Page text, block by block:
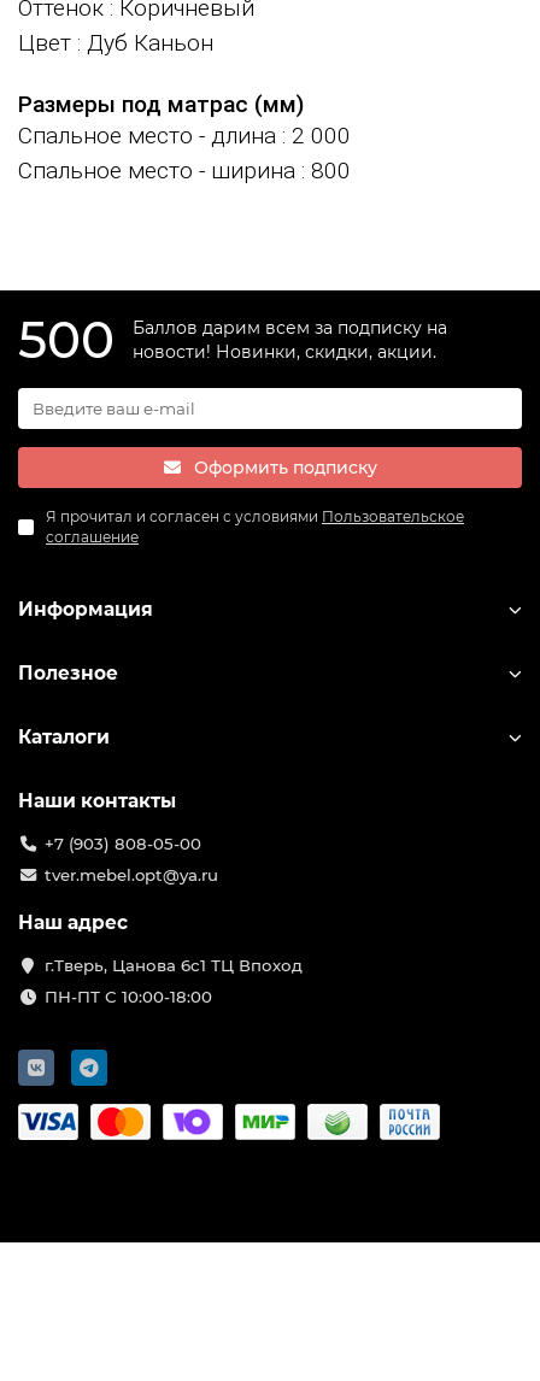
Оттенок : Коричневый
Цвет : Дуб Каньон
Размеры под матрас (мм)
Спальное место - длина : 2 000
Спальное место - ширина : 800
500
Баллов дарим всем за подписку на
новости! Новинки, скидки, акции.
Оформить подписку
Я прочитал и согласен с условиями Пользовательское
соглашение
Информация
Полезное
Каталоги
Наши контакты
+7 (903) 808-05-00
tver.mebel.opt@ya.ru
Наш адрес
г.Тверь, Цанова 6с1 ТЦ Впоход
ПН-ПТ С 10:00-18:00